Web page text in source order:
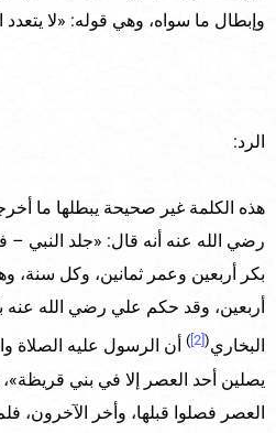
وإبطال ما سواه، وهي قوله: «لا يتعدد
الرد:
هذه الكلمة غير صحيحة يبطلها ما
رضي الله عنه أنه قال: «جلد النبي –
بكر أربعين وعمر ثمانين، وكل سنة،
أربعين، وقد حكم علي رضي الله عنه
البخاري(
) أن الرسول عليه الصلاة
يصلين أحد العصر إلا في بني
العصر فصلوا قبلها، وأخر الآخرون،